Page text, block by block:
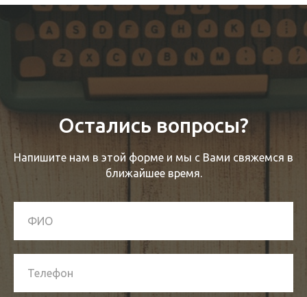
Остались вопросы?
Напишите нам в этой форме и мы с Вами свяжемся в
ближайшее время.